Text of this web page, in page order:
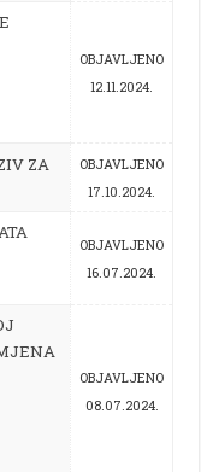
OBJAVLJENO
12.11.2024.
ZA
OBJAVLJENO
17.10.2024.
OBJAVLJENO
16.07.2024.
OBJAVLJENO
08.07.2024.